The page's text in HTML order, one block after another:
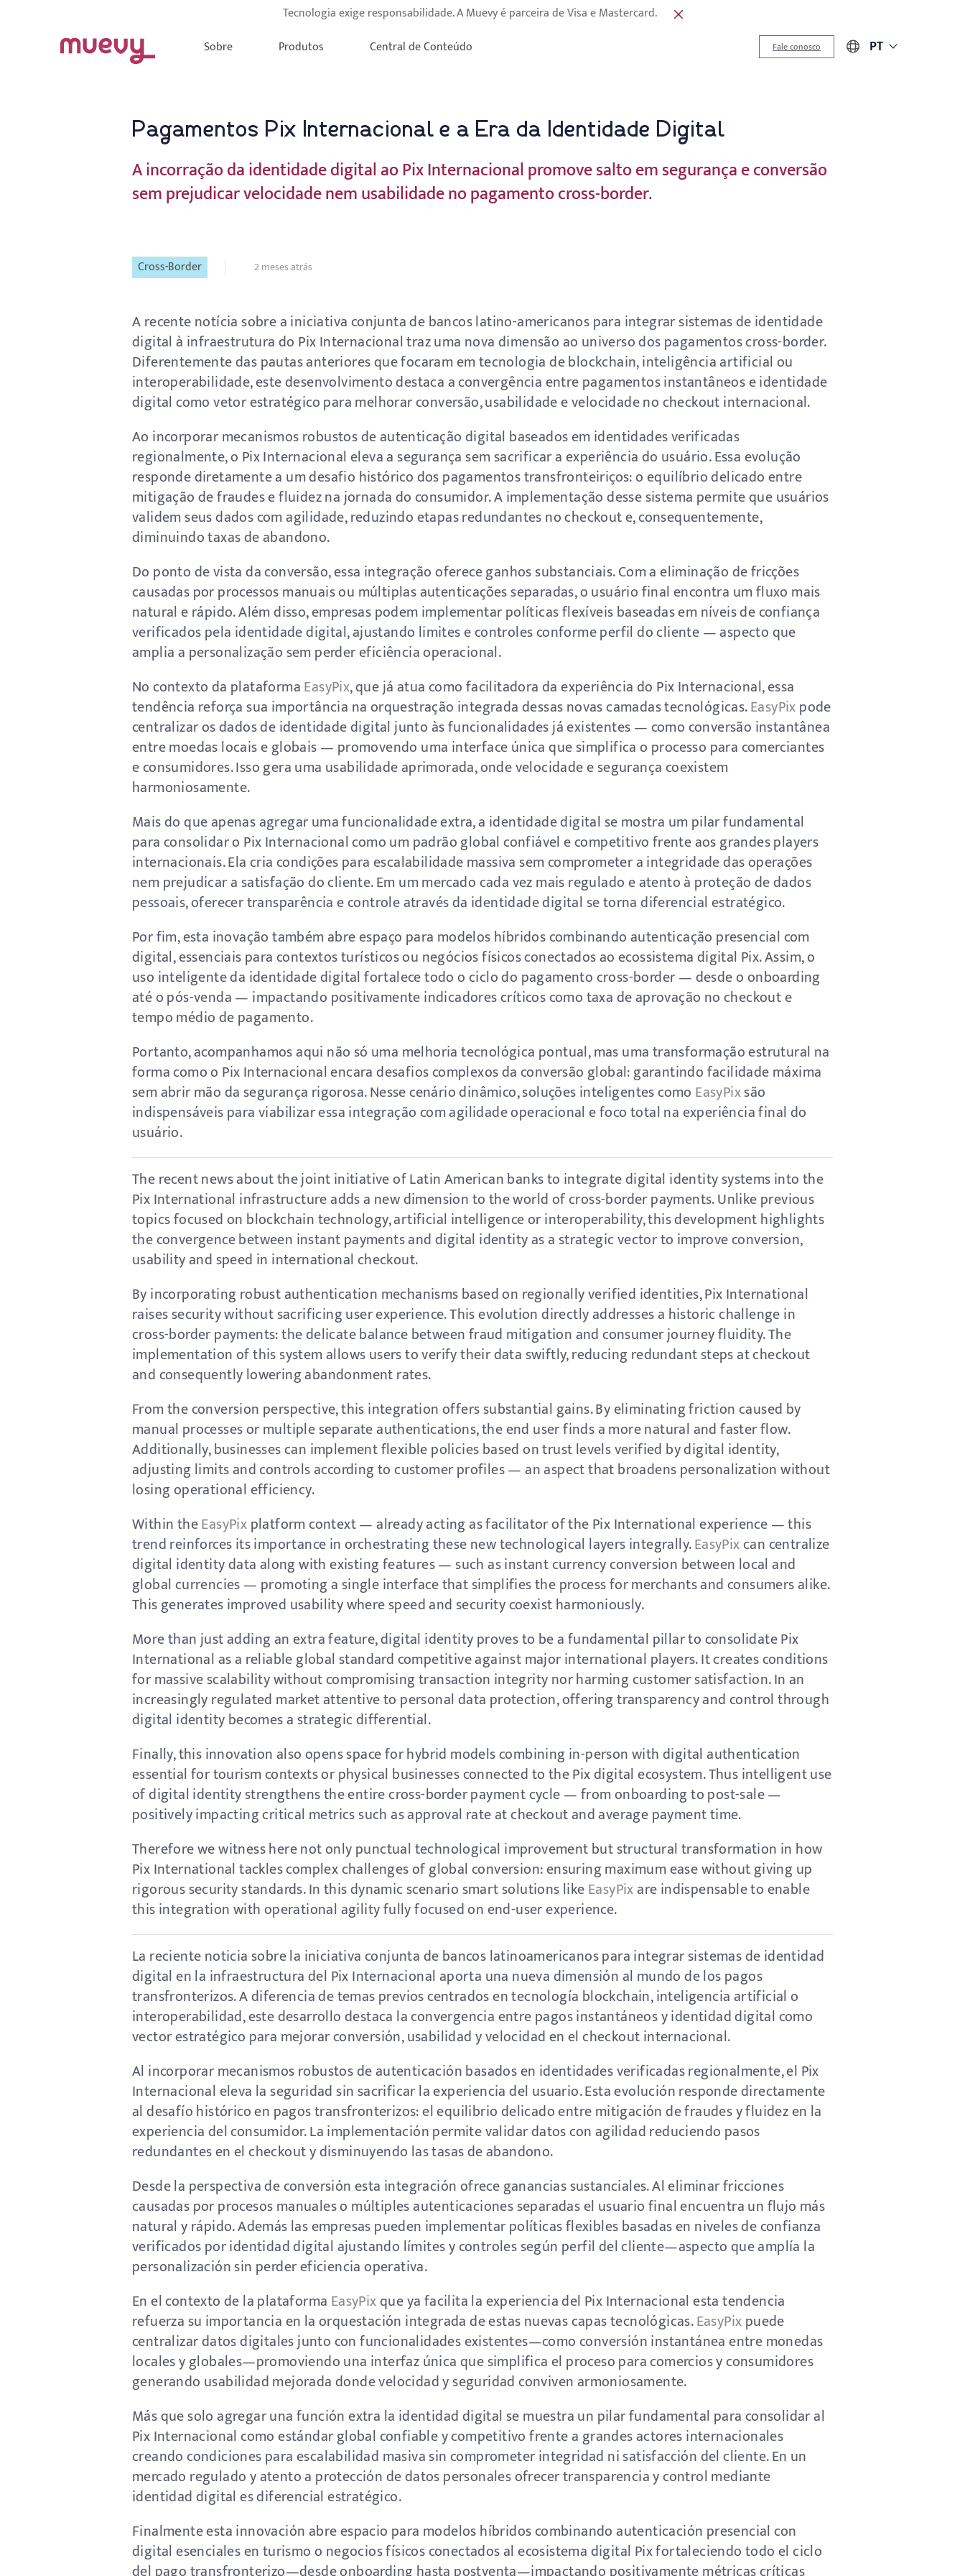
Tecnologia exige responsabilidade. A Muevy é parceira de Visa e Mastercard.
Sobre
Produtos Central de Conteúdo Fale conosco PT
Pagamentos Pix Internacional e a Era da Identidade Digital
A incorração da identidade digital ao Pix Internacional promove salto em segurança e conversão
sem prejudicar velocidade nem usabilidade no pagamento cross-border.
Cross-Border 2 meses atrás
A recente notícia sobre a iniciativa conjunta de bancos latino-americanos para integrar sistemas de identidade
digital à infraestrutura do Pix Internacional traz uma nova dimensão ao universo dos pagamentos cross-border.
Diferentemente das pautas anteriores que focaram em tecnologia de blockchain, inteligência artificial ou
interoperabilidade, este desenvolvimento destaca a convergência entre pagamentos instantâneos e identidade
digital como vetor estratégico para melhorar conversão, usabilidade e velocidade no checkout internacional.
Ao incorporar mecanismos robustos de autenticação digital baseados em identidades verificadas
regionalmente, o Pix Internacional eleva a segurança sem sacrificar a experiência do usuário. Essa evolução
responde diretamente a um desafio histórico dos pagamentos transfronteiriços: o equilíbrio delicado entre
mitigação de fraudes e fluidez na jornada do consumidor. A implementação desse sistema permite que usuários
validem seus dados com agilidade, reduzindo etapas redundantes no checkout e, consequentemente,
diminuindo taxas de abandono.
Do ponto de vista da conversão, essa integração oferece ganhos substanciais. Com a eliminação de fricções
causadas por processos manuais ou múltiplas autenticações separadas, o usuário final encontra um fluxo mais
natural e rápido. Além disso, empresas podem implementar políticas flexíveis baseadas em níveis de confiança
verificados pela identidade digital, ajustando limites e controles conforme perfil do cliente — aspecto que
amplia a personalização sem perder eficiência operacional.
No contexto da plataformaEasyPix, que já atua como facilitadora da experiência do Pix Internacional, essa
tendência reforça sua importância na orquestração integrada dessas novas camadas tecnológicas.EasyPixpode
centralizar os dados de identidade digital junto às funcionalidades já existentes — como conversão instantânea
entre moedas locais e globais — promovendo uma interface única que simplifica o processo para comerciantes
e consumidores. Isso gera uma usabilidade aprimorada, onde velocidade e segurança coexistem
harmoniosamente.
Mais do que apenas agregar uma funcionalidade extra, a identidade digital se mostra um pilar fundamental
para consolidar o Pix Internacional como um padrão global confiável e competitivo frente aos grandes players
internacionais. Ela cria condições para escalabilidade massiva sem comprometer a integridade das operações
nem prejudicar a satisfação do cliente. Em um mercado cada vez mais regulado e atento à proteção de dados
pessoais, oferecer transparência e controle através da identidade digital se torna diferencial estratégico.
Por fim, esta inovação também abre espaço para modelos híbridos combinando autenticação presencial com
digital, essenciais para contextos turísticos ou negócios físicos conectados ao ecossistema digital Pix. Assim, o
uso inteligente da identidade digital fortalece todo o ciclo do pagamento cross-border — desde o onboarding
até o pós-venda — impactando positivamente indicadores críticos como taxa de aprovação no checkout e
tempo médio de pagamento.
Portanto, acompanhamos aqui não só uma melhoria tecnológica pontual, mas uma transformação estrutural na
forma como o Pix Internacional encara desafios complexos da conversão global: garantindo facilidade máxima
sem abrir mão da segurança rigorosa. Nesse cenário dinâmico, soluções inteligentes como EasyPixsão
indispensáveis para viabilizar essa integração com agilidade operacional e foco total na experiência final do
usuário.
The recent news about the joint initiative of Latin American banks to integrate digital identity systems into the
Pix International infrastructure adds a new dimension to the world of cross-border payments. Unlike previous
topics focused on blockchain technology, artificial intelligence or interoperability, this development highlights
the convergence between instant payments and digital identity as a strategic vector to improve conversion,
usability and speed in international checkout.
By incorporating robust authentication mechanisms based on regionally verified identities, Pix International
raises security without sacrificing user experience. This evolution directly addresses a historic challenge in
cross-border payments: the delicate balance between fraud mitigation and consumer journey fluidity. The
implementation of this system allows users to verify their data swiftly, reducing redundant steps at checkout
and consequently lowering abandonment rates.
From the conversion perspective, this integration offers substantial gains. By eliminating friction caused by
manual processes or multiple separate authentications, the end user finds a more natural and faster flow.
Additionally, businesses can implement flexible policies based on trust levels verified by digital identity,
adjusting limits and controls according to customer profiles — an aspect that broadens personalization without
losing operational efficiency.
Within theEasyPixplatform context — already acting as facilitator of the Pix International experience — this
trend reinforces its importance in orchestrating these new technological layers integrally.EasyPixcan centralize
digital identity data along with existing features — such as instant currency conversion between local and
global currencies — promoting a single interface that simplifies the process for merchants and consumers alike.
This generates improved usability where speed and security coexist harmoniously.
More than just adding an extra feature, digital identity proves to be a fundamental pillar to consolidate Pix
International as a reliable global standard competitive against major international players. It creates conditions
for massive scalability without compromising transaction integrity nor harming customer satisfaction. In an
increasingly regulated market attentive to personal data protection, offering transparency and control through
digital identity becomes a strategic differential.
Finally, this innovation also opens space for hybrid models combining in-person with digital authentication
essential for tourism contexts or physical businesses connected to the Pix digital ecosystem. Thus intelligent use
of digital identity strengthens the entire cross-border payment cycle — from onboarding to post-sale —
positively impacting critical metrics such as approval rate at checkout and average payment time.
Therefore we witness here not only punctual technological improvement but structural transformation in how
Pix International tackles complex challenges of global conversion: ensuring maximum ease without giving up
rigorous security standards. In this dynamic scenario smart solutions likeEasyPixare indispensable to enable
this integration with operational agility fully focused on end-user experience.
La reciente noticia sobre la iniciativa conjunta de bancos latinoamericanos para integrar sistemas de identidad
digital en la infraestructura del Pix Internacional aporta una nueva dimensión al mundo de los pagos
transfronterizos. A diferencia de temas previos centrados en tecnología blockchain, inteligencia artificial o
interoperabilidad, este desarrollo destaca la convergencia entre pagos instantáneos y identidad digital como
vector estratégico para mejorar conversión, usabilidad y velocidad en el checkout internacional.
Al incorporar mecanismos robustos de autenticación basados en identidades verificadas regionalmente, el Pix
Internacional eleva la seguridad sin sacrificar la experiencia del usuario. Esta evolución responde directamente
al desafío histórico en pagos transfronterizos: el equilibrio delicado entre mitigación de fraudes y fluidez en la
experiencia del consumidor. La implementación permite validar datos con agilidad reduciendo pasos
redundantes en el checkout y disminuyendo las tasas de abandono.
Desde la perspectiva de conversión esta integración ofrece ganancias sustanciales. Al eliminar fricciones
causadas por procesos manuales o múltiples autenticaciones separadas el usuario final encuentra un flujo más
natural y rápido. Además las empresas pueden implementar políticas flexibles basadas en niveles de confianza
verificados por identidad digital ajustando límites y controles según perfil del cliente—aspecto que amplía la
personalización sin perder eficiencia operativa.
En el contexto de la plataforma EasyPixque ya facilita la experiencia del Pix Internacional esta tendencia
refuerza su importancia en la orquestación integrada de estas nuevas capas tecnológicas.EasyPixpuede
centralizar datos digitales junto con funcionalidades existentes—como conversión instantánea entre monedas
locales y globales—promoviendo una interfaz única que simplifica el proceso para comercios y consumidores
generando usabilidad mejorada donde velocidad y seguridad conviven armoniosamente.
Más que solo agregar una función extra la identidad digital se muestra un pilar fundamental para consolidar al
Pix Internacional como estándar global confiable y competitivo frente a grandes actores internacionales
creando condiciones para escalabilidad masiva sin comprometer integridad ni satisfacción del cliente. En un
mercado regulado y atento a protección de datos personales ofrecer transparencia y control mediante
identidad digital es diferencial estratégico.
Finalmente esta innovación abre espacio para modelos híbridos combinando autenticación presencial con
digital esenciales en turismo o negocios físicos conectados al ecosistema digital Pix fortaleciendo todo el ciclo